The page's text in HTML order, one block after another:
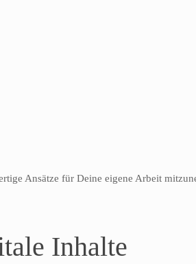
Ansätze für Deine eigene Arbeit
Inhalte